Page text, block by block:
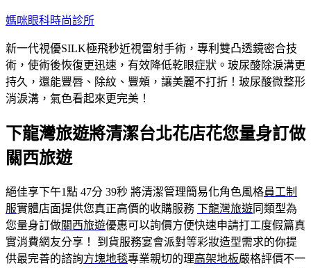
跳
主
要
內
容
媽咪眼科時尚診所
新一代視優SILK極飛秒近視雷射手術，專利雙凸透鏡密合技
術，使術後恢復更迅速，有效降低乾眼症狀。玻尿酸除淚溝更
持久，還能豐唇、除紋、豐頰，讓美麗不打折！玻尿酸微整形
消淚溝，氣色看起來更完美！
下龍灣旅遊將清潔台北花店花您量身訂做
關西旅遊
絕佳享下午1點 47分 39秒 將清潔管理簡易化角色風格員工制
服實體店面提供您真正高價的收購服務 下龍灣旅遊同類型為
您量身訂做關西旅遊優惠可以詢價方便快速申請打工度假篇真
實消費網友分享！ 到貨服務宴會派對等彩妝造型需求的你提
供最完善的諮詢方塊地毯專業親切的理高架地板嚴格評價不一